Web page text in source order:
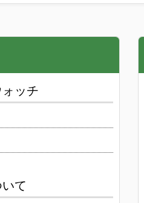
ッチ
て